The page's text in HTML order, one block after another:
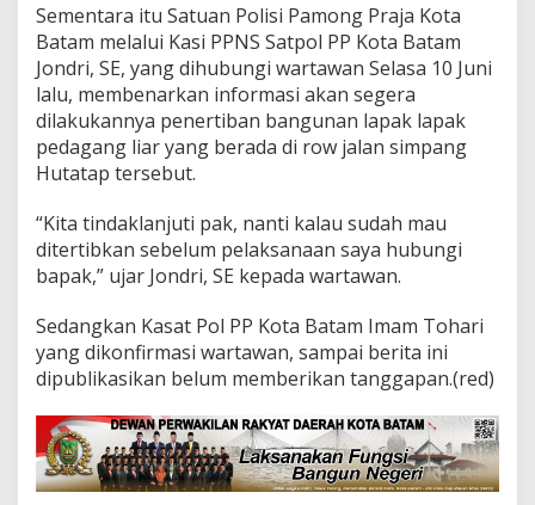
Sementara itu Satuan Polisi Pamong Praja Kota
Batam melalui Kasi PPNS Satpol PP Kota Batam
Jondri, SE, yang dihubungi wartawan Selasa 10 Juni
lalu, membenarkan informasi akan segera
dilakukannya penertiban bangunan lapak lapak
pedagang liar yang berada di row jalan simpang
Hutatap tersebut.
“Kita tindaklanjuti pak, nanti kalau sudah mau
ditertibkan sebelum pelaksanaan saya hubungi
bapak,” ujar Jondri, SE kepada wartawan.
Sedangkan Kasat Pol PP Kota Batam Imam Tohari
yang dikonfirmasi wartawan, sampai berita ini
dipublikasikan belum memberikan tanggapan.(red)